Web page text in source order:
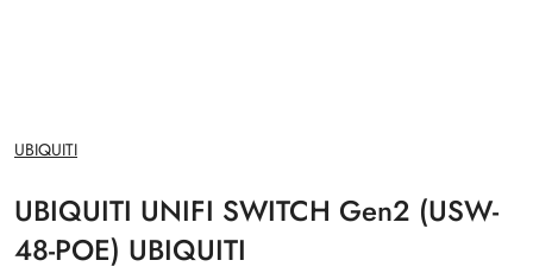
NAZWA
PRODUCENTA:
UBIQUITI
UBIQUITI UNIFI SWITCH Gen2 (USW-
48-POE) UBIQUITI